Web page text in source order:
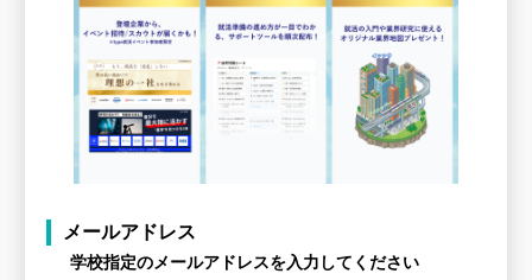
メールアドレス
学校指定のメールアドレスを入力してください